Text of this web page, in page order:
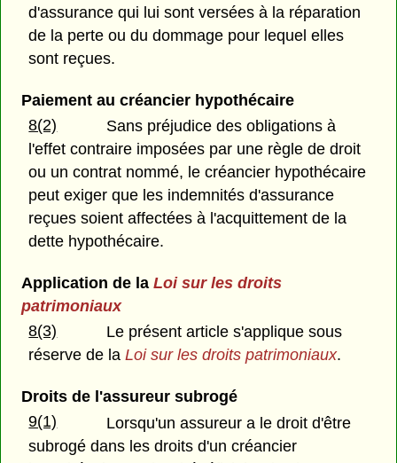
d'assurance qui lui sont versées à la réparation
de la perte ou du dommage pour lequel elles
sont reçues.
Paiement au créancier hypothécaire
8(2)
Sans préjudice des obligations à
l'effet contraire imposées par une règle de droit
ou un contrat nommé, le créancier hypothécaire
peut exiger que les indemnités d'assurance
reçues soient affectées à l'acquittement de la
dette hypothécaire.
Application de la Loi sur les droits
patrimoniaux
8(3)
Le présent article s'applique sous
réserve de laLoi sur les droits patrimoniaux.
Droits de l'assureur subrogé
9(1)
Lorsqu'un assureur a le droit d'être
subrogé dans les droits d'un créancier